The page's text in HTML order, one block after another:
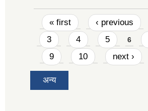
Pages
« first ‹ previous
3
4 5 6
9
10 next ›
अन्य